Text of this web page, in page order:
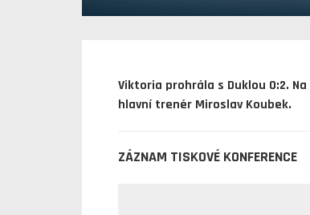
Viktoria prohrála s Duklou 0:2.
hlavní trenér Miroslav Koubek.
ZÁZNAM TISKOVÉ KONFERENCE